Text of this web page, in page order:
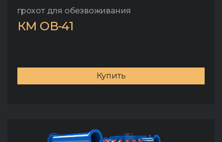
грохот для обезвоживания
КМ ОВ-41
Купить